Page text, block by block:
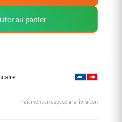
au panier
Paiement en espèce à la livraison